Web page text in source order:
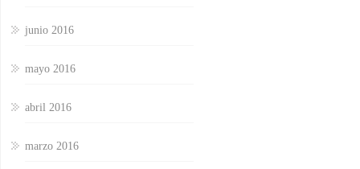
junio 2016
mayo 2016
abril 2016
marzo 2016